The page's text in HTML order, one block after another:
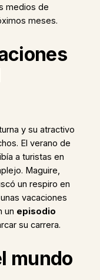
medios de
meses.
y su atractivo
El verano de
a turistas en
Maguire,
un respiro en
vacaciones
un episodio
su carrera.
mundo